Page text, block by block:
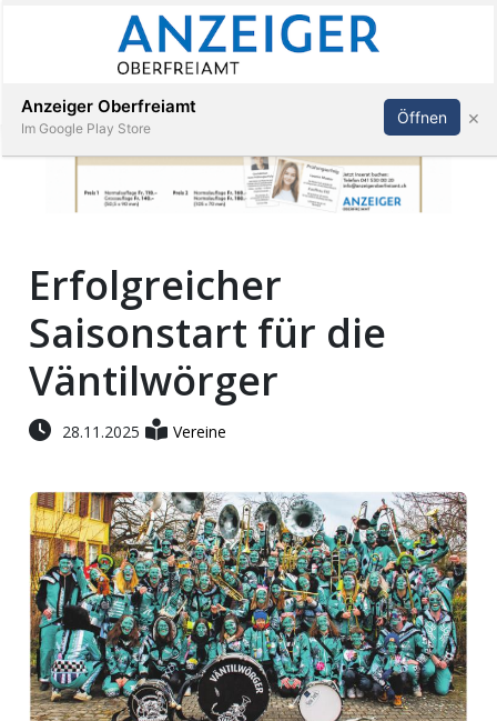
Veranstaltungen
Stellen
Paper
App
Auw
Abonnieren Anmelden
Erfolgreicher
Saisonstart für die
Väntilwörger
28.11.2025 Vereine
Anzeiger Oberfreiamt
Im Google Play Store
Öffnen ×